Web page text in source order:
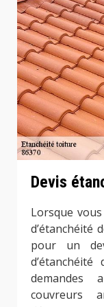
Devis
Lorsque
d’étanchéité
pour un
demandes
couvreurs